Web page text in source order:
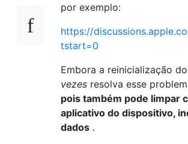
por exemplo:
https://
tstart=0
Embora a reinicialização
vezes resolva esse
pois também pode limpar
aplicativo do dispositivo,
dados .